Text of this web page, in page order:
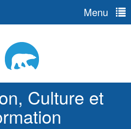
Culture et
Menu